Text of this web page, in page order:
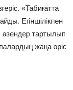
«Табиғатта
Егіншілікпен
тартылып
жаңа өріс